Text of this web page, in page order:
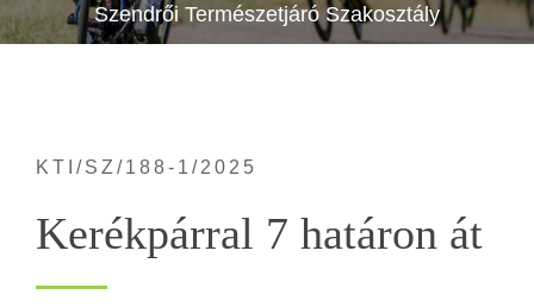
Szendrői Természetjáró Szakosztály
KTI/SZ/188-1/2025
Kerékpárral 7 határon át